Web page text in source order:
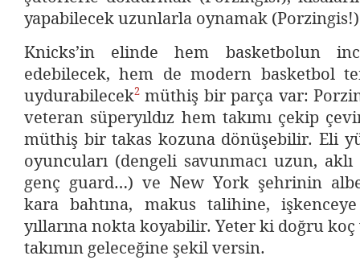
yapabilecek uzunlarla oynamak
Knicks’in elinde hem basketbolun
edebilecek, hem de modern basketbol
uydurabilecek2 müthiş bir parça var:
veteran süperyıldız hem takımı çekip
müthiş bir takas kozuna dönüşebilir. Eli
oyuncuları (dengeli savunmacı uzun, aklı
genç guard…) ve New York şehrinin
kara bahtına, makus talihine,
yıllarına nokta koyabilir. Yeter ki doğru
takımın geleceğine şekil versin.